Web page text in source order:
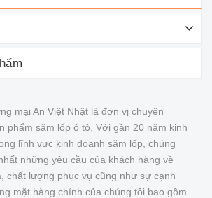
mại An Việt Nhật là đơn vị chuyên
phẩm săm lốp ô tô. Với gần 20 năm kinh
lĩnh vực kinh doanh săm lốp, chúng
những yêu cầu của khách hàng về
chất lượng phục vụ cũng như sự cạnh
mặt hàng chính của chúng tôi bao gồm